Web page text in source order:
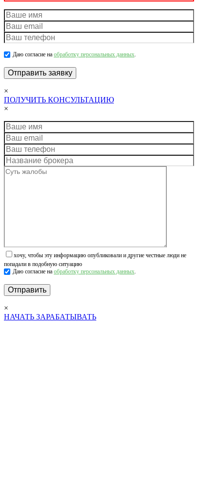
Даю согласие на обработку персональных данных.
×
ПОЛУЧИТЬ КОНСУЛЬТАЦИЮ
×
хочу, чтобы эту информацию опубликовали и другие честные люди не
попадали в подобную ситуацию
Даю согласие на обработку персональных данных.
×
НАЧАТЬ ЗАРАБАТЫВАТЬ